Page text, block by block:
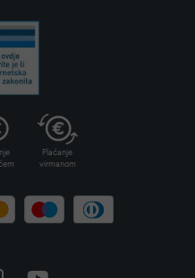
Plaćanje
virmanom